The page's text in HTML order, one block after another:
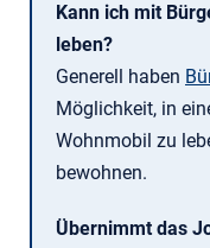
Kann ich mit
leben?
Generell haben
Möglichkeit, in
Wohnmobil zu
bewohnen.
Übernimmt das